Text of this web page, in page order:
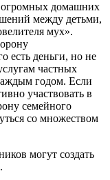
огромных домашних
между детьми,
мух».
есть деньги, но не
частных
годом. Если
участвовать в
семейного
со множеством
могут создать